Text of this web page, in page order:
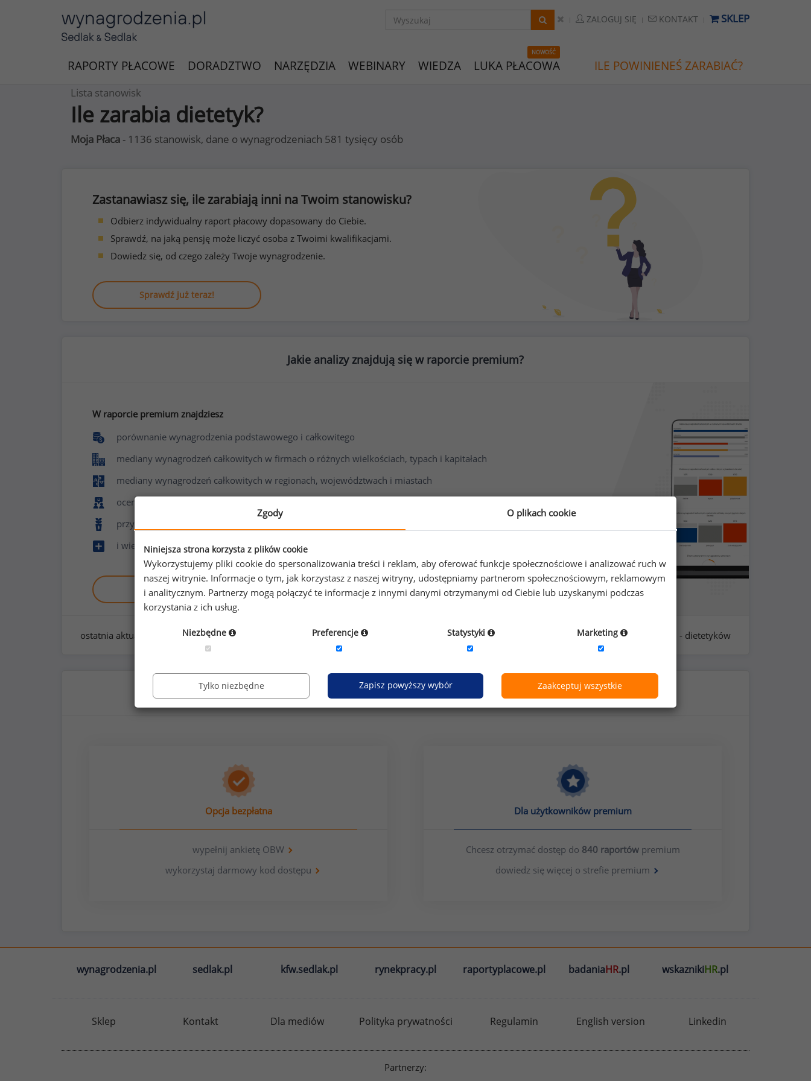
ZALOGUJ SIĘ KONTAKT SKLEP
RAPORTY PŁACOWE DORADZTWO NARZĘDZIA WEBINARY WIEDZA
NOWOŚĆ
LUKA PŁACOWA ILE POWINIENEŚ ZARABIAĆ?
Lista stanowisk
Ile zarabia dietetyk?
Moja Płaca - 1136 stanowisk, dane o wynagrodzeniach 581 tysięcy osób
Zastanawiasz się, ile zarabiają inni na Twoim stanowisku?
Odbierz indywidualny raport płacowy dopasowany do Ciebie.
Sprawdź, na jaką pensję może liczyć osoba z Twoimi kwalifikacjami.
Dowiedz się, od czego zależy Twoje wynagrodzenie.
Sprawdź już teraz!
Jakie analizy znajdują się w raporcie premium?
W raporcie premium znajdziesz
porównanie wynagrodzenia podstawowego i całkowitego
mediany wynagrodzeń całkowitych w firmach o różnych wielkościach, typach i kapitałach
mediany wynagrodzeń całkowitych w regionach, województwach i miastach
ocenę poziomu zadowolenia z pracy i wynagrodzenia
przyznawane benefity
i wiele innych
Zobacz raport demo
ostatnia aktualizacja: styczeń 2026 grupa stanowisk: służba zdrowia: personel pomocniczy próba: 81 - dietetyków
Jak uzyskać dostęp do raportu?
Opcja bezpłatna
wypełnij ankietę OBW
wykorzystaj darmowy kod dostępu
Dla użytkowników premium
Chcesz otrzymać dostęp do 840 raportówpremium
dowiedz się więcej o strefie premium
wynagrodzenia.pl sedlak.pl kfw.sedlak.pl rynekpracy.pl raportyplacowe.pl badaniaHR.pl wskaznikiHR.pl
Sklep Kontakt Dla mediów Polityka prywatności Regulamin English version Linkedin
Partnerzy:
Zgody O plikach cookie
Niniejsza strona korzysta z plików cookie
Wykorzystujemy pliki cookie do spersonalizowania treści i reklam, aby oferować funkcje społecznościowe i analizować ruch w
naszej witrynie. Informacje o tym, jak korzystasz z naszej witryny, udostępniamy partnerom społecznościowym, reklamowym
i analitycznym. Partnerzy mogą połączyć te informacje z innymi danymi otrzymanymi od Ciebie lub uzyskanymi podczas
korzystania z ich usług.
Niezbędne Preferencje Statystyki Marketing
Tylko niezbędne Zapisz powyższy wybór Zaakceptuj wszystkie